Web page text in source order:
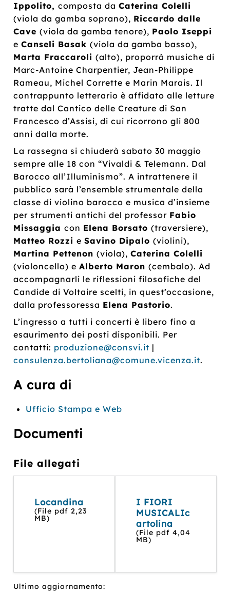
Ippolito,composta daCaterina Colelli
(viola da gamba soprano), Riccardo dalle
Cave(viola da gamba tenore), Paolo Iseppi
eCanseli Basak(viola da gamba basso),
Marta Fraccaroli(alto), proporrà musiche di
Marc-Antoine Charpentier, Jean-Philippe
Rameau, Michel Corrette e Marin Marais. Il
contrappunto letterario è affidato alle letture
tratte dal Cantico delle Creature di San
Francesco d’Assisi, di cui ricorrono gli 800
anni dalla morte.
La rassegna si chiuderà sabato 30 maggio
sempre alle 18 con “Vivaldi & Telemann. Dal
Barocco all’Illuminismo”. A intrattenere il
pubblico sarà l’ensemble strumentale della
classe di violino barocco e musica d’insieme
per strumenti antichi del professor Fabio
Missaggiacon Elena Borsato(traversiere),
Matteo RozzieSavino Dipalo(violini),
Martina Pettenon(viola),Caterina Colelli
(violoncello) eAlberto Maron(cembalo). Ad
accompagnarli le riflessioni filosofiche del
Candide di Voltaire scelti, in quest’occasione,
dalla professoressa Elena Pastorio.
L’ingresso a tutti i concerti è libero fino a
esaurimento dei posti disponibili. Per
contatti: produzione@consvi.it |
consulenza.bertoliana@comune.vicenza.it.
A cura di
Ufficio Stampa e Web
Documenti
File allegati
Locandina
(File pdf 2,23
MB)
I FIORI
MUSICALIc
artolina
(File pdf 4,04
MB)
Ultimo aggiornamento: